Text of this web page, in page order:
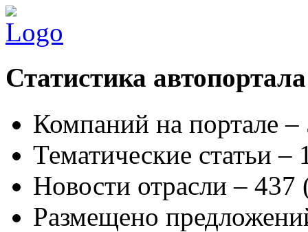
Статистика автопортала
Компаний на портале
Тематические статьи –
Новости отрасли – 437
Размещено